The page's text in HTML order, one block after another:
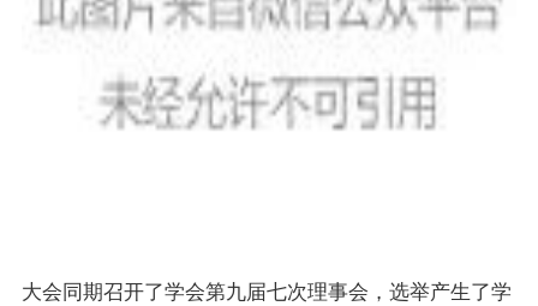
大会同期召开了学会第九届七次理事会，选举产生了学